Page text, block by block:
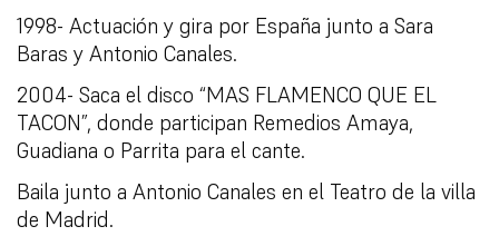
1998- Actuación y gira por España junto a Sara
Baras y Antonio Canales.
2004- Saca el disco “MAS FLAMENCO QUE EL
TACON”, donde participan Remedios Amaya,
Guadiana o Parrita para el cante.
Baila junto a Antonio Canales en el Teatro de la villa
de Madrid.